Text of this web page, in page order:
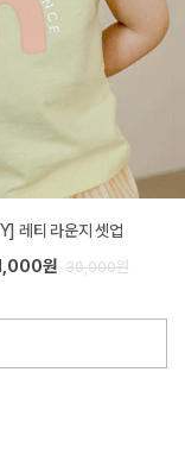
레티 라운지 셋업
원 30,000원